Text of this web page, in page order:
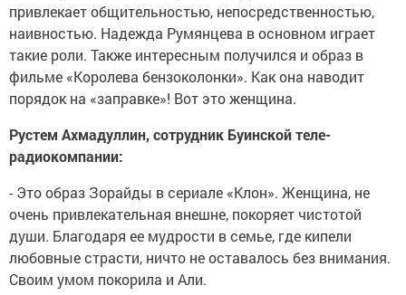
привлекает общительностью, непосредственностью,
наивностью. Надежда Румянцева в основном играет
такие роли. Также интересным получился и образ в
фильме «Королева бензоколонки». Как она наводит
порядок на «заправке»! Вот это женщина.
Рустем Ахмадуллин, сотрудник Буинской теле-
радиокомпании:
- Это образ Зорайды в сериале «Клон». Женщина, не
очень привлекательная внешне, покоряет чистотой
души. Благодаря ее мудрости в семье, где кипели
любовные страсти, ничто не оставалось без внимания.
Своим умом покорила и Али.